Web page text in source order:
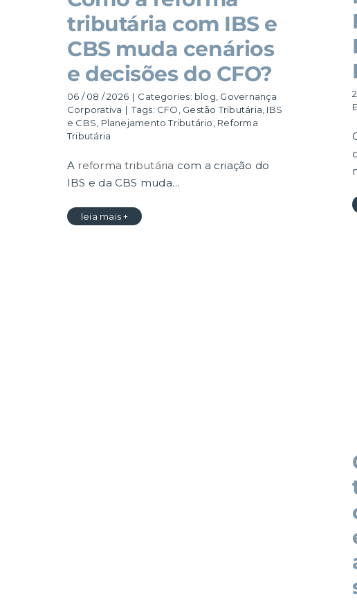
tributária com IBS e
CBS muda cenários
e decisões do CFO?
06 / 08 / 2026 | Categories: blog Governança
Corporativa | Tags: CFO Gestão Tributária IBS
e CBS Planejamento Tributário Reforma
Tributária
A reforma tributária com a criação do
IBS e da CBS muda…
leia mais +